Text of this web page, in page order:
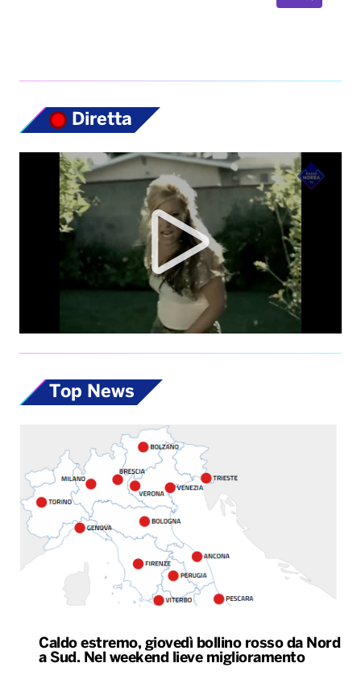
Top News
Caldo estremo, giovedì bollino rosso da Nord
a Sud. Nel weekend lieve miglioramento